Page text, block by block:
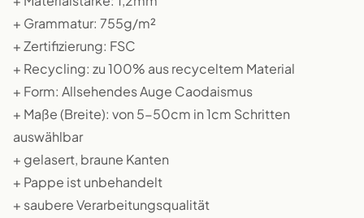
+ Grammatur: 755g/m²
+ Zertifizierung: FSC
+ Recycling: zu 100% aus recyceltem Material
+ Form: Allsehendes Auge Caodaismus
+ Maße (Breite): von 5-50cm in 1cm Schritten
auswählbar
+ gelasert, braune Kanten
+ Pappe ist unbehandelt
+ saubere Verarbeitungsqualität